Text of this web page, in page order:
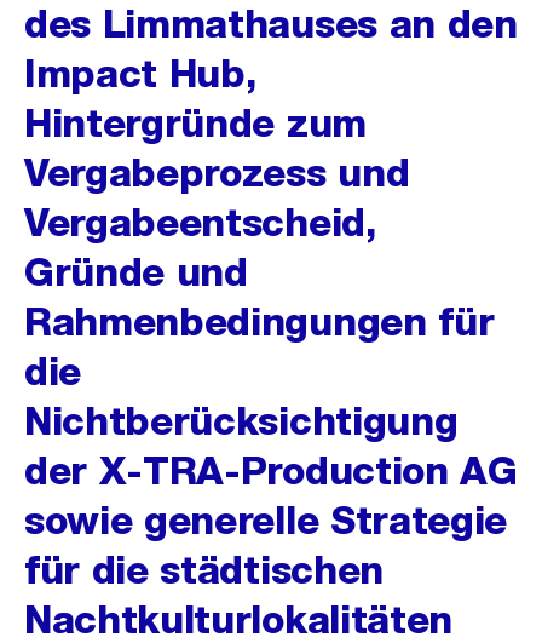
des Limmathauses an den
Impact Hub,
Hintergründe zum
Vergabeprozess und
Vergabeentscheid,
Gründe und
Rahmenbedingungen für
die
Nichtberücksichtigung
der X-TRA-Production AG
sowie generelle Strategie
für die städtischen
Nachtkulturlokalitäten